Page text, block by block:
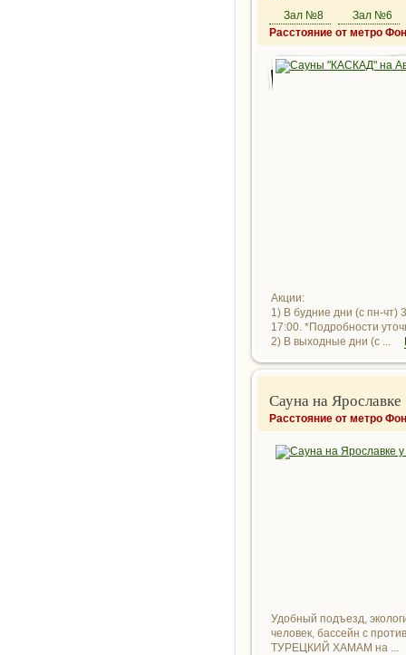
Зал №8
Зал №6
Расстояние от метро
Акции:
1) В будние дни (с пн-чт)
17:00. *Подробности
2) В выходные дни (с ...
Сауна на Ярославке
Расстояние от метро
Удобный подъезд,
человек, бассейн с
ТУРЕЦКИЙ ХАМАМ на ...